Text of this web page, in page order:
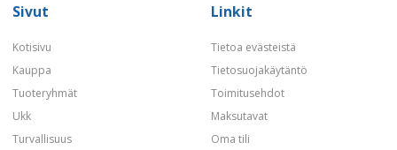
Sivut
Kotisivu
Kauppa
Tuoteryhmät
Ukk
Turvallisuus
Linkit
Tietoa evästeistä
Tietosuojakäytäntö
Toimitusehdot
Maksutavat
Oma tili